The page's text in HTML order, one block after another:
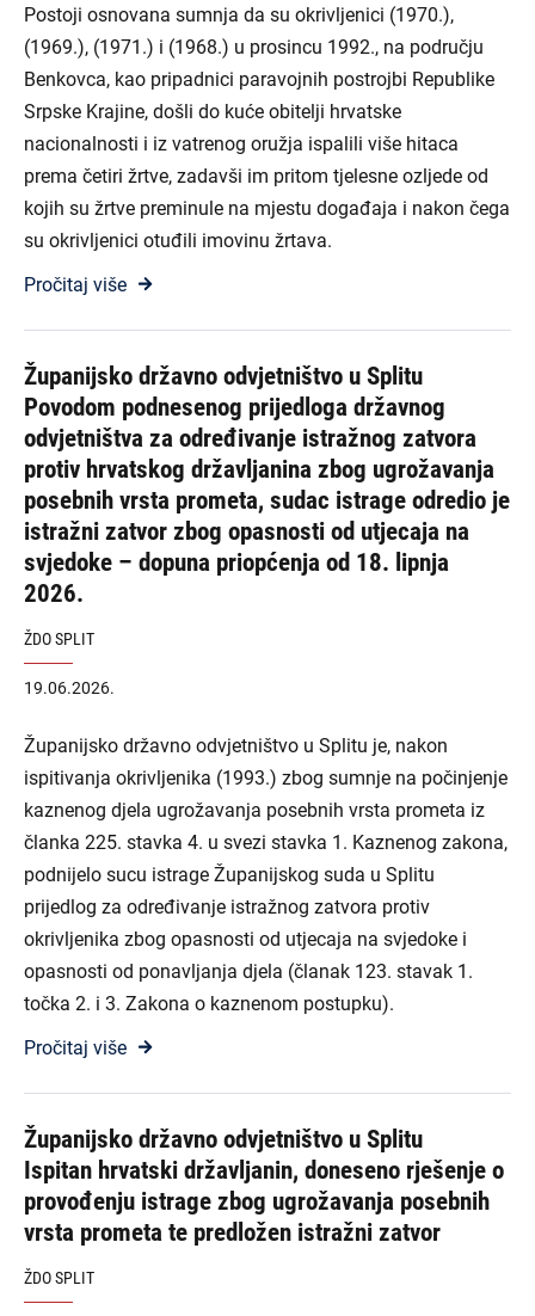
Postoji osnovana sumnja da su okrivljenici (1970.),
(1969.), (1971.) i (1968.) u prosincu 1992., na području
Benkovca, kao pripadnici paravojnih postrojbi Republike
Srpske Krajine, došli do kuće obitelji hrvatske
nacionalnosti i iz vatrenog oružja ispalili više hitaca
prema četiri žrtve, zadavši im pritom tjelesne ozljede od
kojih su žrtve preminule na mjestu događaja i nakon čega
su okrivljenici otuđili imovinu žrtava.
Pročitaj više
Županijsko državno odvjetništvo u Splitu
Povodom podnesenog prijedloga državnog
odvjetništva za određivanje istražnog zatvora
protiv hrvatskog državljanina zbog ugrožavanja
posebnih vrsta prometa, sudac istrage odredio je
istražni zatvor zbog opasnosti od utjecaja na
svjedoke – dopuna priopćenja od 18. lipnja
2026.
ŽDO SPLIT
19.06.2026.
Županijsko državno odvjetništvo u Splitu je, nakon
ispitivanja okrivljenika (1993.) zbog sumnje na počinjenje
kaznenog djela ugrožavanja posebnih vrsta prometa iz
članka 225. stavka 4. u svezi stavka 1. Kaznenog zakona,
podnijelo sucu istrage Županijskog suda u Splitu
prijedlog za određivanje istražnog zatvora protiv
okrivljenika zbog opasnosti od utjecaja na svjedoke i
opasnosti od ponavljanja djela (članak 123. stavak 1.
točka 2. i 3. Zakona o kaznenom postupku).
Pročitaj više
Županijsko državno odvjetništvo u Splitu
Ispitan hrvatski državljanin, doneseno rješenje o
provođenju istrage zbog ugrožavanja posebnih
vrsta prometa te predložen istražni zatvor
ŽDO SPLIT